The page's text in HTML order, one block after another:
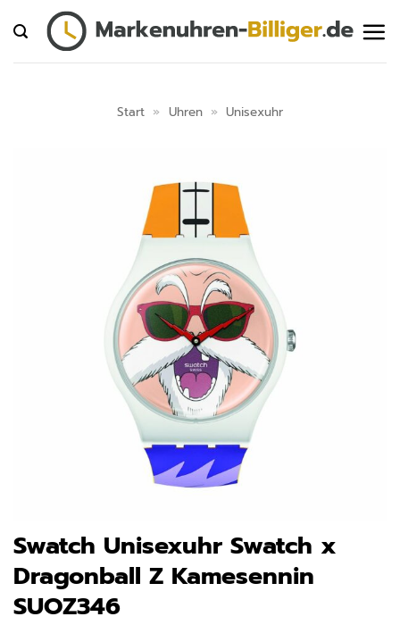
Inhalt
springen
Start » Uhren » Unisexuhr
Swatch Unisexuhr Swatch x
Dragonball Z Kamesennin
SUOZ346